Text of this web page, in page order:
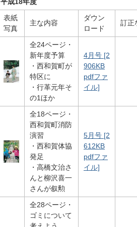
表紙
写真
主な内容
ダウン
ロード
訂正
全24ページ・
新年度予算
・西和賀町が
特区に
・行革元年そ
の1ほか
4月号 [2
906KB
pdfファ
イル]
全18ページ・
西和賀町消防
演習
・西和賀体協
発足
・高橋文治さ
んと柳沢喜一
さんが叙勲
5月号 [2
612KB
pdfファ
イル]
全28ページ・
ゴミについて